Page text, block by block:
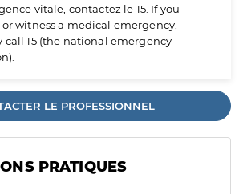
vitale, contactez le 15. If you
witness a medical emergency,
15 (the national emergency
LE PROFESSIONNEL
PRATIQUES